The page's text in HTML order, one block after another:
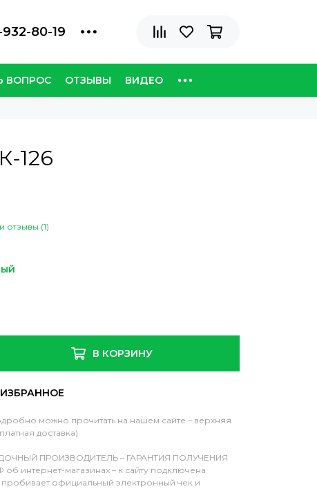
932-80-19
ВОПРОС ОТЗЫВЫ ВИДЕО
126
отзывы (1)
В КОРЗИНУ
можно прочитать на нашем сайте – верхняя
доставка)
ПРОИЗВОДИТЕЛЬ – ГАРАНТИЯ ПОЛУЧЕНИЯ
интернет-магазинах – к сайту подключена
пробивает официальный электронный чек и